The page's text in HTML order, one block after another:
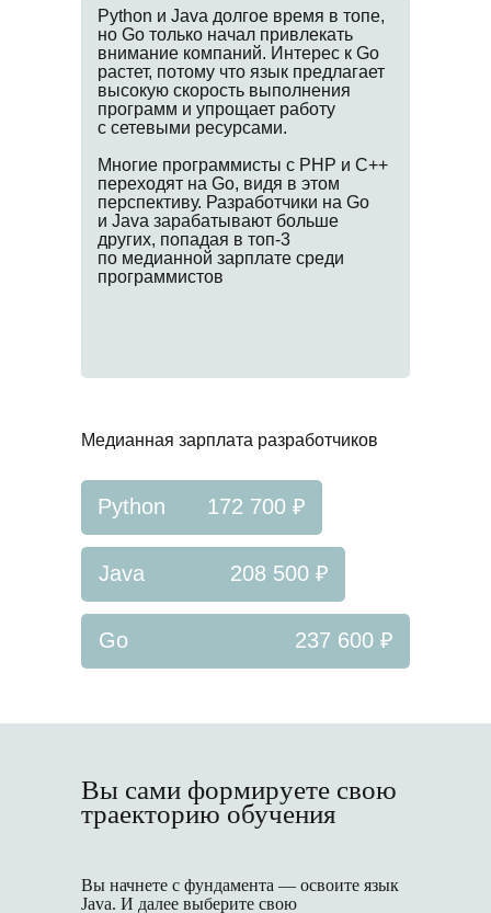
Python и Java долгое время в топе,
но Go только начал привлекать
внимание компаний. Интерес к Go
растет, потому что язык предлагает
высокую скорость выполнения
программ и упрощает работу
с сетевыми ресурсами.
Многие программисты с PHP и C++
переходят на Go, видя в этом
перспективу. Разработчики на Go
и Java зарабатывают больше
других, попадая в топ-3
по медианной зарплате среди
программистов
Медианная зарплата разработчиков
172 700 ₽
208 500 ₽
237 600 ₽
Python
Java
Go
Вы сами формируете свою
траекторию обучения
Вы начнете с фундамента — освоите язык
Java. И далее выберите свою